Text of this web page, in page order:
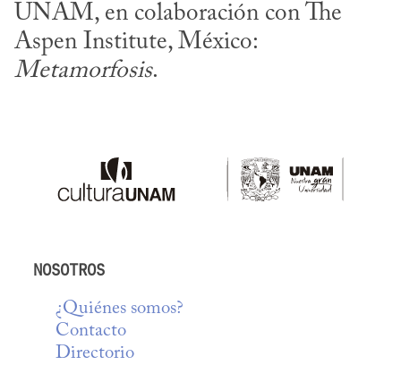
UNAM, en colaboración con The
Metamorfosis.
NOSOTROS
¿Quiénes somos?
Contacto
Directorio